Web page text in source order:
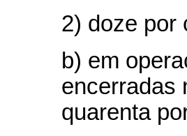
2) doze por
b) em
encerradas
quarenta